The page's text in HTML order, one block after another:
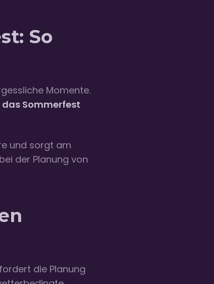
So
Momente.
das Sommerfest
und sorgt am
der Planung von
die Planung